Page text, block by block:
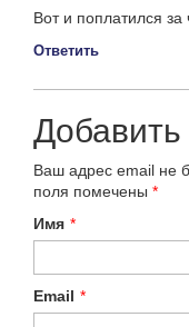
Вот и поплатился за
Ответить
Ваш адрес email не
поля помечены *
Имя *
Email *